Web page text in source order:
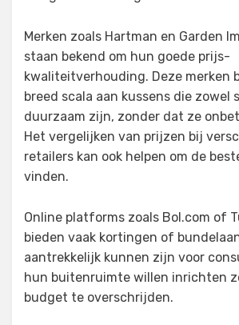
Merken zoals Hartman en Garden
staan bekend om hun goede prijs-
kwaliteitverhouding. Deze merken
breed scala aan kussens die zowel
duurzaam zijn, zonder dat ze
Het vergelijken van prijzen bij
retailers kan ook helpen om de
vinden.
Online platforms zoals Bol.com of
bieden vaak kortingen of
aantrekkelijk kunnen zijn voor
hun buitenruimte willen inrichten
budget te overschrijden.